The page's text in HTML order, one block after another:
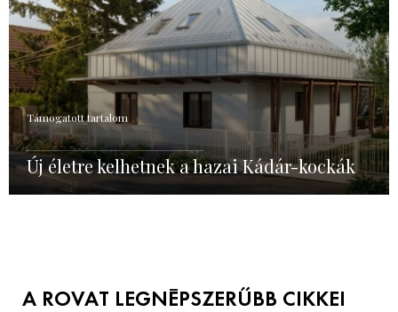
Támogatott tartalom
Új életre kelhetnek a hazai Kádár-kockák
A ROVAT LEGNÉPSZERŰBB CIKKEI